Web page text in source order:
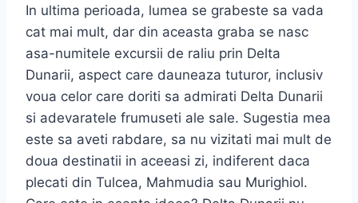
In ultima perioada, lumea se grabeste sa vada
cat mai mult, dar din aceasta graba se nasc
asa-numitele excursii de raliu prin Delta
Dunarii, aspect care dauneaza tuturor, inclusiv
voua celor care doriti sa admirati Delta Dunarii
si adevaratele frumuseti ale sale. Sugestia mea
este sa aveti rabdare, sa nu vizitati mai mult de
doua destinatii in aceeasi zi, indiferent daca
plecati din Tulcea, Mahmudia sau Murighiol.